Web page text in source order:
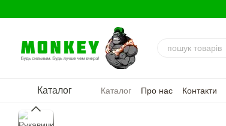
Каталог Каталог Про нас Контакти